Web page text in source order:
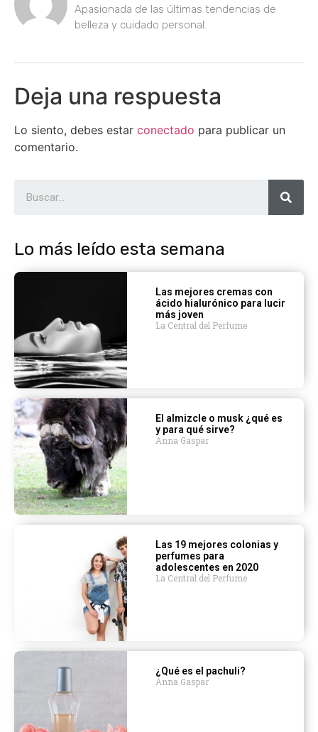
Apasionada de las últimas tendencias de
belleza y cuidado personal.
Deja una respuesta
Lo siento, debes estar conectado para publicar un
comentario.
Lo más leído esta semana
Las mejores cremas con
ácido hialurónico para lucir
más joven
La Central del Perfume
El almizcle o musk ¿qué es
y para qué sirve?
Anna Gaspar
Las 19 mejores colonias y
perfumes para
adolescentes en 2020
La Central del Perfume
¿Qué es el pachuli?
Anna Gaspar